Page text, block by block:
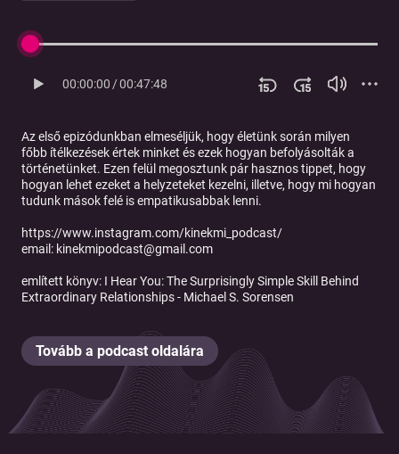
00:00:00/00:47:48
Az első epizódunkban elmeséljük, hogy életünk során milyen
főbb ítélkezések értek minket és ezek hogyan befolyásolták a
történetünket. Ezen felül megosztunk pár hasznos tippet, hogy
hogyan lehet ezeket a helyzeteket kezelni, illetve, hogy mi hogyan
tudunk mások felé is empatikusabbak lenni.
https://www.instagram.com/kinekmi_podcast/
email: kinekmipodcast@gmail.com
említett könyv: I Hear You: The Surprisingly Simple Skill Behind
Extraordinary Relationships - Michael S. Sorensen
Tovább a podcast oldalára